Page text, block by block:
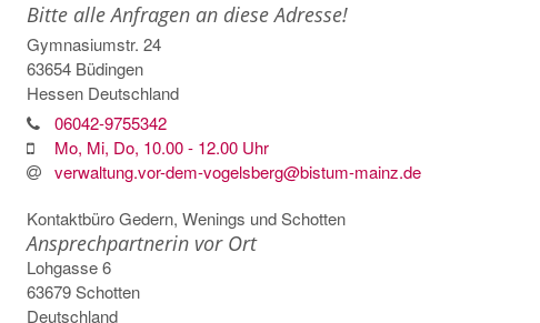
Bitte alle Anfragen an diese Adresse!
Gymnasiumstr. 24
63654 Büdingen
Hessen Deutschland
06042-9755342
Mo, Mi, Do, 10.00 - 12.00 Uhr
verwaltung.vor-dem-vogelsberg@bistum-mainz.de
Kontaktbüro Gedern, Wenings und Schotten
Ansprechpartnerin vor Ort
Lohgasse 6
63679Schotten
Deutschland